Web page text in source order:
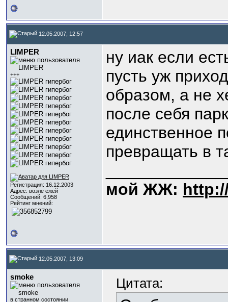
12.05.2007, 12:57
LIMPER
+++
Регистрация: 16.12.2003
Адрес: возле ежей
Сообщений: 6,958
Рейтинг мнений:
ну иак если
пусть уж
образом, а не
после себя
единственное
превращать в
мой ЖЖ:
12.05.2007, 13:09
smoke
в странном состоянии
Цитата: